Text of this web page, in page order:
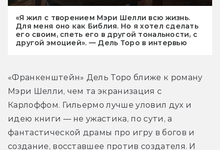
«Я жил с творением Мэри Шелли всю жизнь.
Для меня оно как Библия. Но я хотел сделать
его своим, спеть его в другой тональности, с
другой эмоцией». — Дель Торо в интервью
«Франкенштейн» Дель Торо ближе к роману
Мэри Шелли, чем та экранизация с
Карлоффом. Гильермо лучше уловил дух и
идею книги — не ужастика, по сути, а
фантастической драмы про игру в богов и
создание, восставшее против создателя. И